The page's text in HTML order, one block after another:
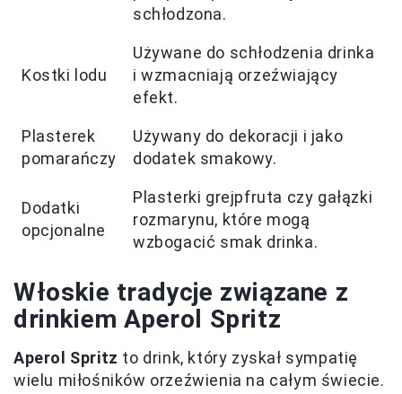
schłodzona.
Kostki lodu
Używane do schłodzenia drinka
i wzmacniają orzeźwiający
efekt.
Plasterek
pomarańczy
Używany do dekoracji i jako
dodatek smakowy.
Dodatki
opcjonalne
Plasterki grejpfruta czy gałązki
rozmarynu, które mogą
wzbogacić smak drinka.
Włoskie tradycje związane z
drinkiem Aperol Spritz
Aperol Spritz to drink, który zyskał sympatię
wielu miłośników orzeźwienia na całym świecie.